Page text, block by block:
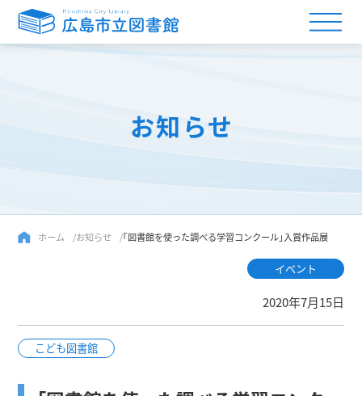
お知らせ
ホーム お知らせ ｢図書館を使った調べる学習コンクール｣入賞作品展
イベント
2020年7月15日
こども図書館